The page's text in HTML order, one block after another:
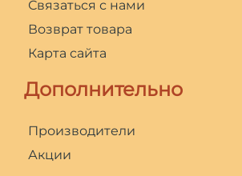
Связаться с нами
Возврат товара
Карта сайта
Дополнительно
Производители
Акции